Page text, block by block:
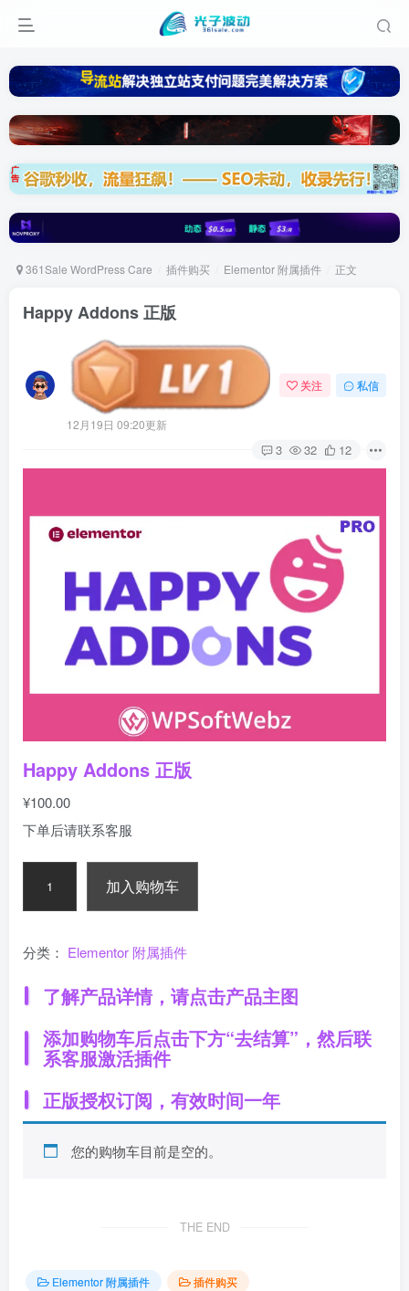
361Sale WordPress Care 插件购买 Elementor 附属插件 正文
Happy Addons 正版
托尼屎大颗
12月19日 09:20更新
关注 私信
3 32 12
Happy Addons 正版
¥100.00
下单后请联系客服
加入购物车
分类： Elementor 附属插件
了解产品详情，请点击产品主图
添加购物车后点击下方“去结算”，然后联
系客服激活插件
正版授权订阅，有效时间一年
您的购物车目前是空的。
THE END
Elementor 附属插件 插件购买